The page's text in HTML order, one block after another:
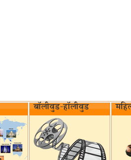
बॉलीवुड-हॉलीवुड